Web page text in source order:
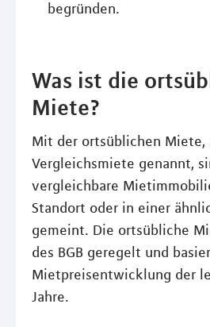
begründen.
Was ist die
Miete?
Mit der ortsüblichen Miete,
Vergleichsmiete genannt,
vergleichbare
Standort oder in einer
gemeint. Die ortsübliche
des BGB geregelt und
Mietpreisentwicklung der
Jahre.